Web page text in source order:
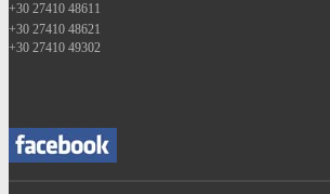
+30 27410 48611
+30 27410 48621
+30 27410 49302